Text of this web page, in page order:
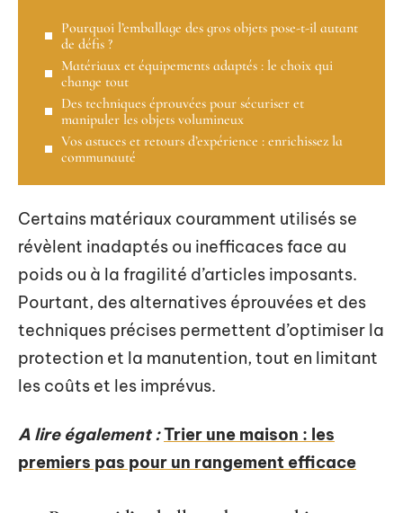
Pourquoi l’emballage des gros objets pose-t-il autant
de défis ?
Matériaux et équipements adaptés : le choix qui
change tout
Des techniques éprouvées pour sécuriser et
manipuler les objets volumineux
Vos astuces et retours d’expérience : enrichissez la
communauté
Certains matériaux couramment utilisés se
révèlent inadaptés ou inefficaces face au
poids ou à la fragilité d’articles imposants.
Pourtant, des alternatives éprouvées et des
techniques précises permettent d’optimiser la
protection et la manutention, tout en limitant
les coûts et les imprévus.
A lire également :Trier une maison : les
premiers pas pour un rangement efficace